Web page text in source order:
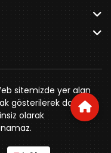
Apt. Kat:3 D:7
sitemizde yer alan
gösterilerek dahi
olarak